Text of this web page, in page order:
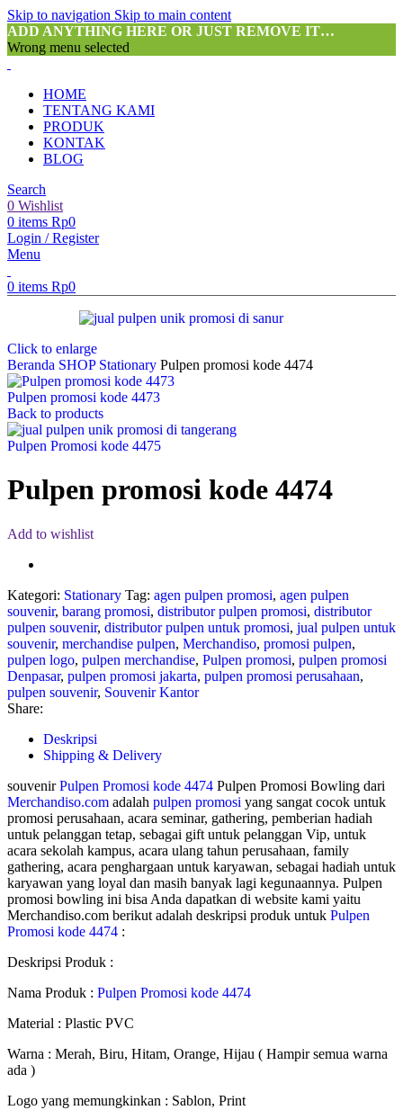
Skip to navigation Skip to main content
ADD ANYTHING HERE OR JUST REMOVE IT…
Wrong menu selected
HOME
TENTANG KAMI
PRODUK
KONTAK
BLOG
Search
0 Wishlist
0 items Rp0
Login / Register
Menu
0 items Rp0
Click to enlarge
Beranda SHOP Stationary Pulpen promosi kode 4474
Pulpen promosi kode 4473
Back to products
Pulpen Promosi kode 4475
Pulpen promosi kode 4474
Add to wishlist
Kategori: Stationary Tag: agen pulpen promosi, agen pulpen
souvenir, barang promosi, distributor pulpen promosi, distributor
pulpen souvenir, distributor pulpen untuk promosi, jual pulpen untuk
souvenir, merchandise pulpen, Merchandiso, promosi pulpen,
pulpen logo, pulpen merchandise, Pulpen promosi, pulpen promosi
Denpasar, pulpen promosi jakarta, pulpen promosi perusahaan,
pulpen souvenir, Souvenir Kantor
Share:
Deskripsi
Shipping & Delivery
souvenirPulpen Promosi kode 4474 Pulpen Promosi Bowling dari
Merchandiso.com adalah pulpen promosi yang sangat cocok untuk
promosi perusahaan, acara seminar, gathering, pemberian hadiah
untuk pelanggan tetap, sebagai gift untuk pelanggan Vip, untuk
acara sekolah kampus, acara ulang tahun perusahaan, family
gathering, acara penghargaan untuk karyawan, sebagai hadiah untuk
karyawan yang loyal dan masih banyak lagi kegunaannya. Pulpen
promosi bowling ini bisa Anda dapatkan di website kami yaitu
Merchandiso.com berikut adalah deskripsi produk untuk Pulpen
Promosi kode 4474 :
Deskripsi Produk :
Nama Produk : Pulpen Promosi kode 4474
Material : Plastic PVC
Warna : Merah, Biru, Hitam, Orange, Hijau ( Hampir semua warna
ada )
Logo yang memungkinkan : Sablon, Print